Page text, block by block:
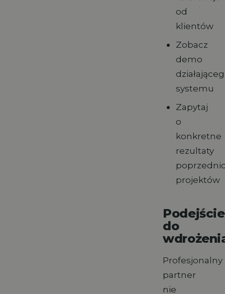
od
klientów
Zobacz
demo
systemu
Zapytaj
o
konkretne
rezultaty
projektów
Podejście
do
Profesjonalny
partner
nie